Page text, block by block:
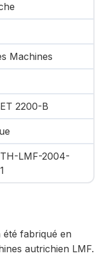
Machines
2200-B
LMF-2004-
fabriqué en
autrichien LMF.